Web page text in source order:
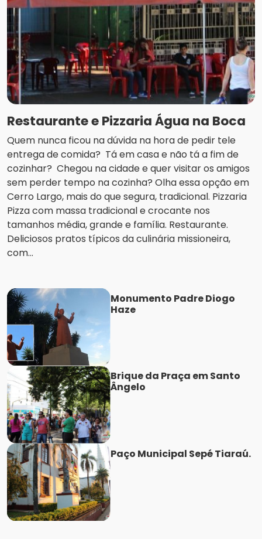
Restaurante e Pizzaria Água na Boca
Quem nunca ficou na dúvida na hora de pedir tele
entrega de comida? Tá em casa e não tá a fim de
cozinhar? Chegou na cidade e quer visitar os amigos
sem perder tempo na cozinha? Olha essa opção em
Cerro Largo, mais do que segura, tradicional. Pizzaria
Pizza com massa tradicional e crocante nos
tamanhos média, grande e família. Restaurante.
Deliciosos pratos típicos da culinária missioneira,
com...
Monumento Padre Diogo
Haze
Brique da Praça em Santo
Ângelo
Paço Municipal Sepé Tiaraú.